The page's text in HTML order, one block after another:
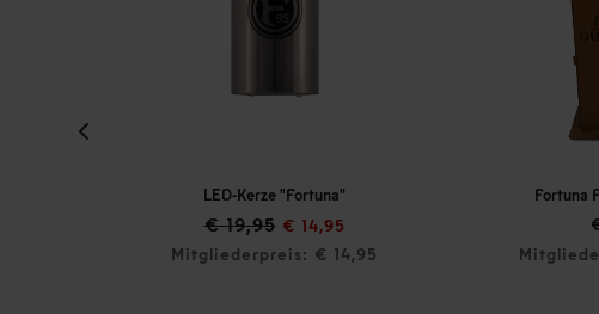
LED-Kerze "Fortuna"
€ 14,95
Mitgliederpreis: € 14,95
Fortuna Feuertonne
Mitgliederpreis: €